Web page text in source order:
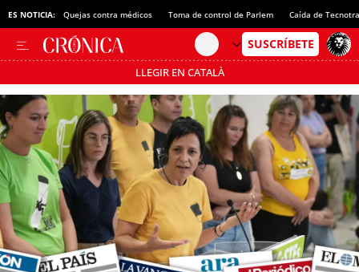
ES NOTICIA: Quejas contra médicos Toma de control de Parlem Caída de
LLEGIR EN CATALÀ
Pásate al MODO AHORRO